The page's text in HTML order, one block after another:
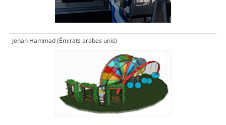
Jenan Hammad (Émirats arabes unis)